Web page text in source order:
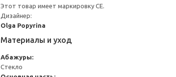
Этот товар имеет маркировку CE.
Дизайнер:
Olga Popyrina
Материалы и уход
Абажуры:
Стекло